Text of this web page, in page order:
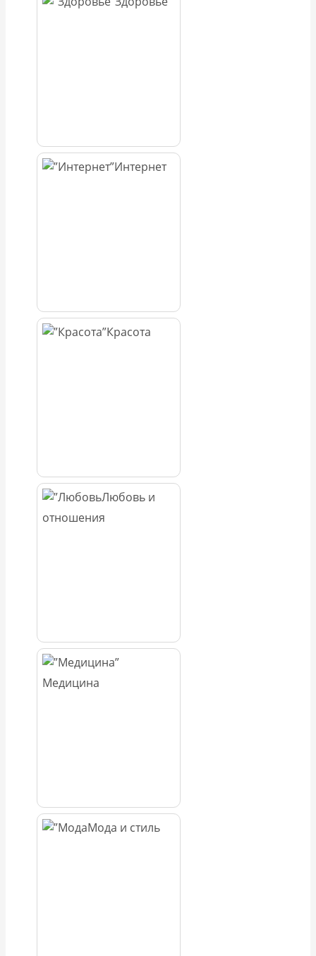
Интернет
Красота
Любовь и
отношения
Медицина
Мода и стиль